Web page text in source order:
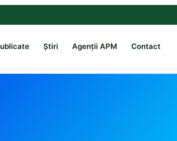
Știri Agenții APM Contact